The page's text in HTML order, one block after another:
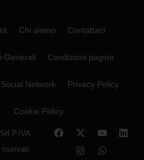
Chi siamo Contattaci
Generali Condizioni pagine
Network Privacy Policy
Cookie Policy
P.IVA